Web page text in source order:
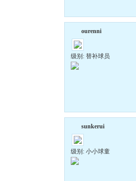
ourenni
级别: 替补球员
sunkerui
级别: 小小球童